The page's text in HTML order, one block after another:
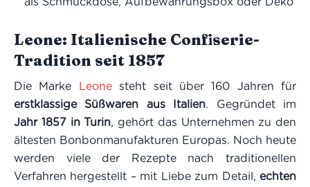
Leone: Italienische Confiserie-
Tradition seit 1857
Die Marke Leonesteht seit über 160 Jahren für
erstklassige Süßwaren aus Italien. Gegründet im
Jahr 1857 in Turin, gehört das Unternehmen zu den
ältesten Bonbonmanufakturen Europas. Noch heute
werden viele der Rezepte nach traditionellen
Verfahren hergestellt – mit Liebe zum Detail, echten